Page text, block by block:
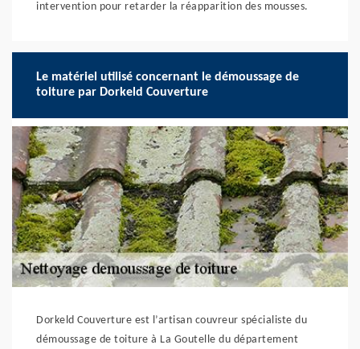
intervention pour retarder la réapparition des mousses.
Le matériel utilisé concernant le démoussage de
toiture par Dorkeld Couverture
Dorkeld Couverture est l’artisan couvreur spécialiste du
démoussage de toiture à La Goutelle du département